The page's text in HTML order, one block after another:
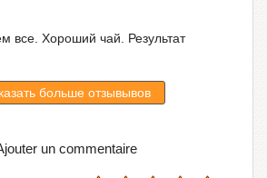
все. Хороший чай. Результат
больше отзывывов
un commentaire